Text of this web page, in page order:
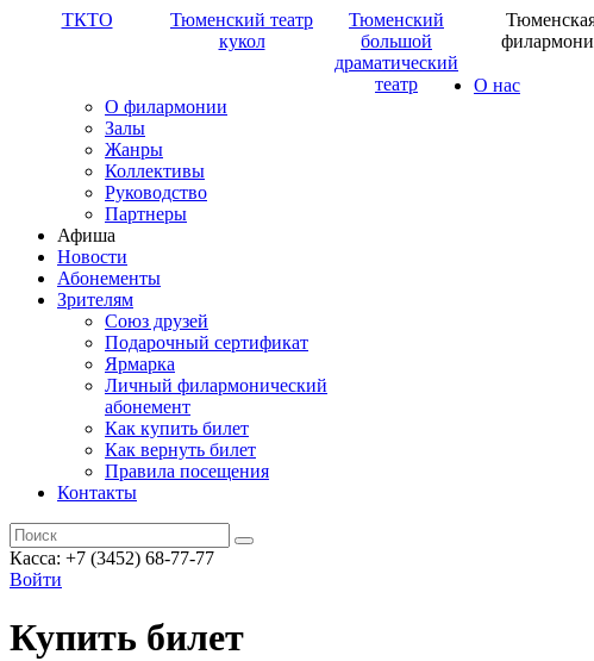
ТКТО
Тюменский театр
кукол
Тюменский
большой
драматический
театр
О нас
О филармонии
Залы
Жанры
Коллективы
Руководство
Партнеры
Афиша
Новости
Абонементы
Зрителям
Союз друзей
Подарочный сертификат
Ярмарка
Личный филармонический
абонемент
Как купить билет
Как вернуть билет
Правила посещения
Контакты
Касса: +7 (3452) 68-77-77
Войти
Купить билет